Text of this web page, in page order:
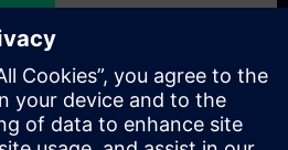
price quotation for this training, for